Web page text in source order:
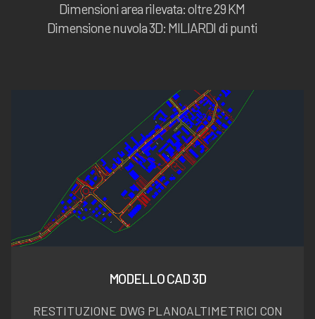
Dimensioni area rilevata: oltre 29 KM
Dimensione nuvola 3D: MILIARDI di punti
MODELLO CAD 3D
RESTITUZIONE DWG PLANOALTIMETRICI CON